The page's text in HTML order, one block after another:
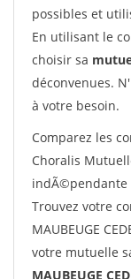
possibles et
En utilisant le
choisir sa
déconvenues.
à votre besoin.
Comparez les
Choralis
indÃ©pendante
Trouvez votre
MAUBEUGE
votre mutuelle
MAUBEUGE